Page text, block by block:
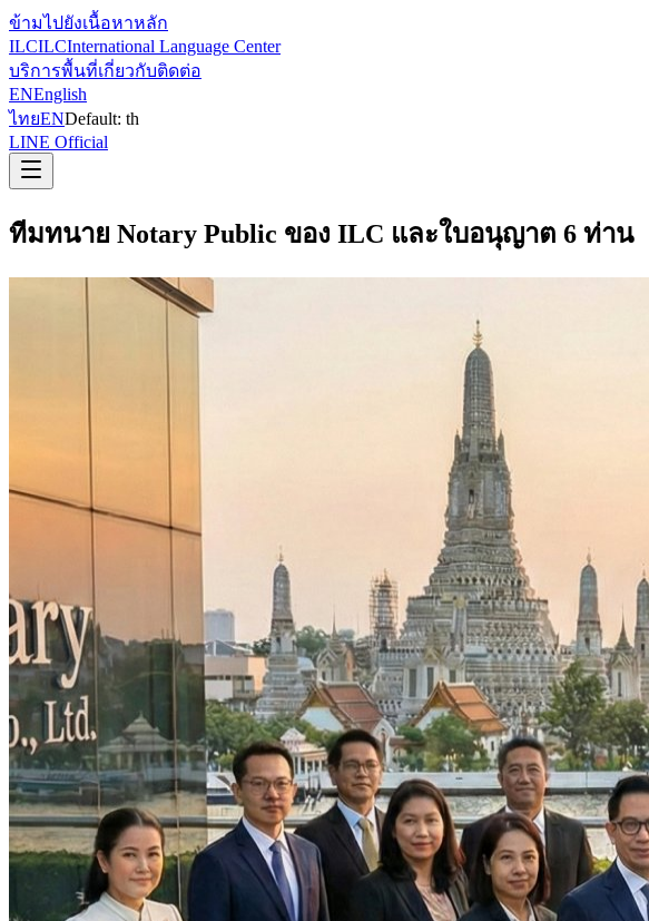
ข้ามไปยังเนื้อหาหลัก
ILCILCInternational Language Center
บริการพื้นที่เกี่ยวกับติดต่อ
ENEnglish
ไทยENDefault: th
LINE Official
ทีมทนาย Notary Public ของ ILC และใบอนุญาต 6 ท่าน